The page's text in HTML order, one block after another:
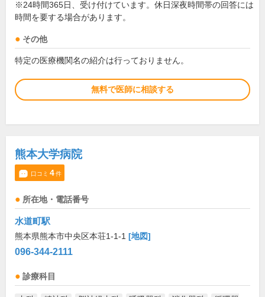
※24時間365日、受け付けています。休日深夜時間帯の回答には
時間を要する場合があります。
その他
特定の医療機関名の紹介は行っておりません。
無料で医師に相談する
熊本大学病院
口コミ 4件
所在地・電話番号
水道町駅
熊本県熊本市中央区本荘1-1-1 [地図]
096-344-2111
診療科目